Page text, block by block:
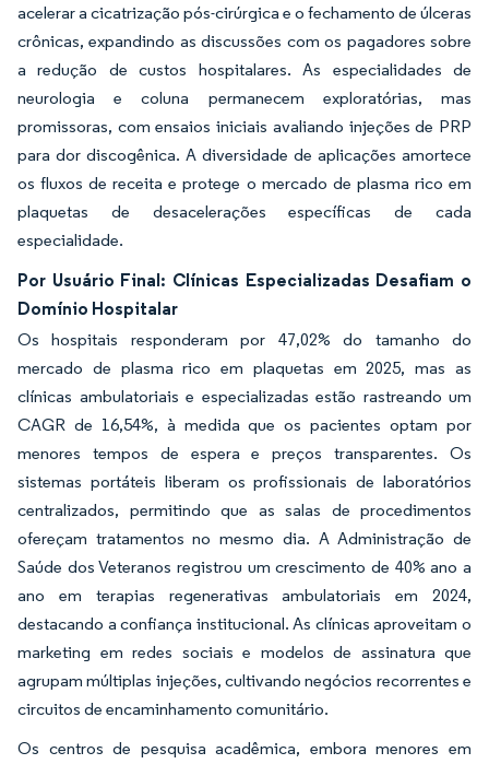
acelerar a cicatrização pós-cirúrgica e o fechamento de úlceras
crônicas, expandindo as discussões com os pagadores sobre
a redução de custos hospitalares. As especialidades de
neurologia e coluna permanecem exploratórias, mas
promissoras, com ensaios iniciais avaliando injeções de PRP
para dor discogênica. A diversidade de aplicações amortece
os fluxos de receita e protege o mercado de plasma rico em
plaquetas de desacelerações específicas de cada
especialidade.
Por Usuário Final: Clínicas Especializadas Desafiam o
Domínio Hospitalar
Os hospitais responderam por 47,02% do tamanho do
mercado de plasma rico em plaquetas em 2025, mas as
clínicas ambulatoriais e especializadas estão rastreando um
CAGR de 16,54%, à medida que os pacientes optam por
menores tempos de espera e preços transparentes. Os
sistemas portáteis liberam os profissionais de laboratórios
centralizados, permitindo que as salas de procedimentos
ofereçam tratamentos no mesmo dia. A Administração de
Saúde dos Veteranos registrou um crescimento de 40% ano a
ano em terapias regenerativas ambulatoriais em 2024,
destacando a confiança institucional. As clínicas aproveitam o
marketing em redes sociais e modelos de assinatura que
agrupam múltiplas injeções, cultivando negócios recorrentes e
circuitos de encaminhamento comunitário.
Os centros de pesquisa acadêmica, embora menores em